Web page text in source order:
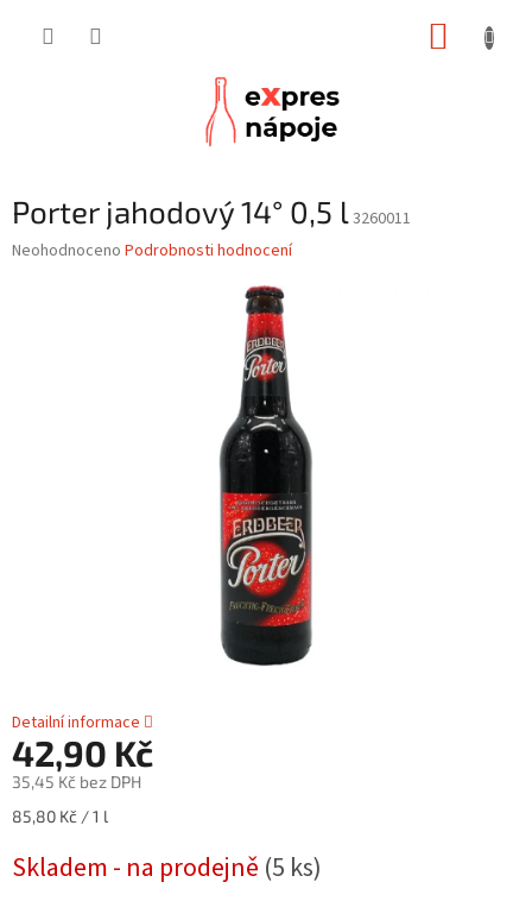
Porter jahodový 14° 0,5 l3260011
Průměrné
Neohodnoceno Podrobnosti hodnocení
Detailní informace
42,90 Kč
35,45 Kč bez DPH
Měrná
85,80 Kč / 1 l
Skladem - na prodejně (5 ks)